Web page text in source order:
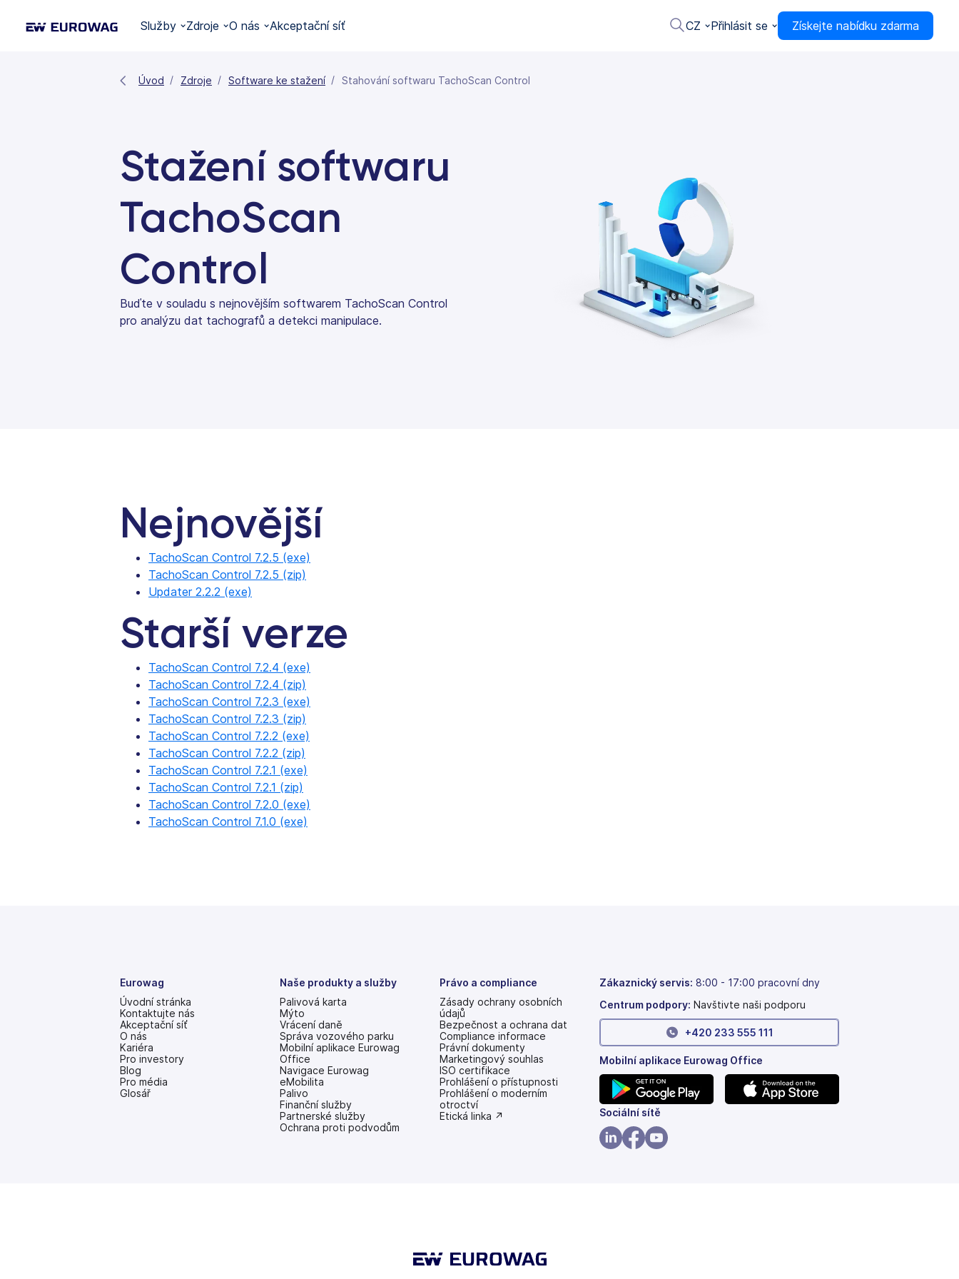
Služby Zdroje O nás Akceptační síť CZ Přihlásit se Získejte nabídku zdarma
Úvod Zdroje Software ke stažení Stahování softwaru TachoScan Control
Stažení softwaru
TachoScan
Control
Buďte v souladu s nejnovějším softwarem TachoScan Control
pro analýzu dat tachografů a detekci manipulace.
Nejnovější
TachoScan Control 7.2.5 (exe)
TachoScan Control 7.2.5 (zip)
Updater 2.2.2 (exe)
Starší verze
TachoScan Control 7.2.4 (exe)
TachoScan Control 7.2.4 (zip)
TachoScan Control 7.2.3 (exe)
TachoScan Control 7.2.3 (zip)
TachoScan Control 7.2.2 (exe)
TachoScan Control 7.2.2 (zip)
TachoScan Control 7.2.1 (exe)
TachoScan Control 7.2.1 (zip)
TachoScan Control 7.2.0 (exe)
TachoScan Control 7.1.0 (exe)
Eurowag
Úvodní stránka
Kontaktujte nás
Akceptační síť
O nás
Kariéra
Pro investory
(se
v
nových
Blog
Pro média
Glosář
Naše produkty a služby
Palivová karta
Mýto
Vrácení daně
Správa vozového parku
Mobilní aplikace Eurowag
Office
Navigace Eurowag
eMobilita
Palivo
Finanční služby
Partnerské služby
Ochrana proti podvodům
Právo a compliance
Zásady ochrany osobních
údajů
Bezpečnost a ochrana dat
Compliance informace
Právní dokumenty
Marketingový souhlas
ISO certifikace
Prohlášení o přístupnosti
(se
v
nových
Prohlášení o moderním
otroctví
(se
Etická linka ↗
Zákaznický servis: 8:00 - 17:00 pracovní dny
Centrum podpory: Navštivte naši podporu
+420 233 555 111
Mobilní aplikace Eurowag Office
(se
v
nových
Sociální sítě